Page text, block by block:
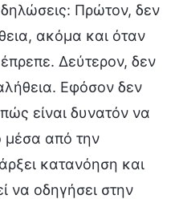
Πρώτον, δεν
ακόμα και όταν
Δεύτερον, δεν
Εφόσον δεν
είναι δυνατόν να
από την
κατανόηση και
να οδηγήσει στην